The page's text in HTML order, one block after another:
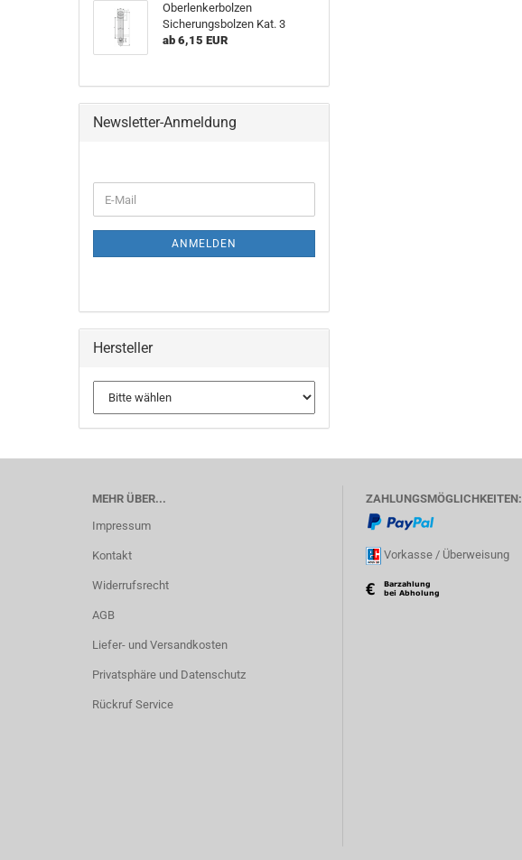
Oberlenkerbolzen
Sicherungsbolzen Kat. 3
ab 6,15 EUR
Newsletter-Anmeldung
ZUR
E-
Mail
ANMELDEN
Hersteller
MEHR ÜBER...
Impressum
Kontakt
Widerrufsrecht
AGB
Liefer- und Versandkosten
Privatsphäre und Datenschutz
Rückruf Service
ZAHLUNGSMÖGLICHKEITEN:
Vorkasse / Überweisung